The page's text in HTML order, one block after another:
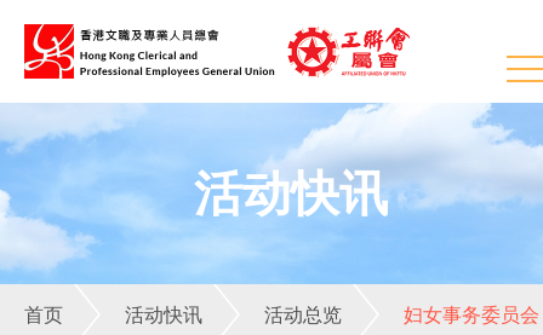
活动快讯
首页 活动快讯 活动总览 妇女事务委员会